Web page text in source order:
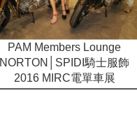
PAM Members Lounge
NORTON│SPIDI騎士服飾
2016 MIRC電單車展